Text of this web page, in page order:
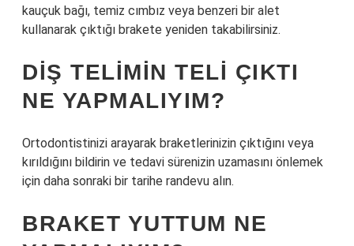
kauçuk bağı, temiz cımbız veya benzeri bir alet
kullanarak çıktığı brakete yeniden takabilirsiniz.
DIŞ TELIMIN TELI ÇIKTI
NE YAPMALIYIM?
Ortodontistinizi arayarak braketlerinizin çıktığını veya
kırıldığını bildirin ve tedavi sürenizin uzamasını önlemek
için daha sonraki bir tarihe randevu alın.
BRAKET YUTTUM NE